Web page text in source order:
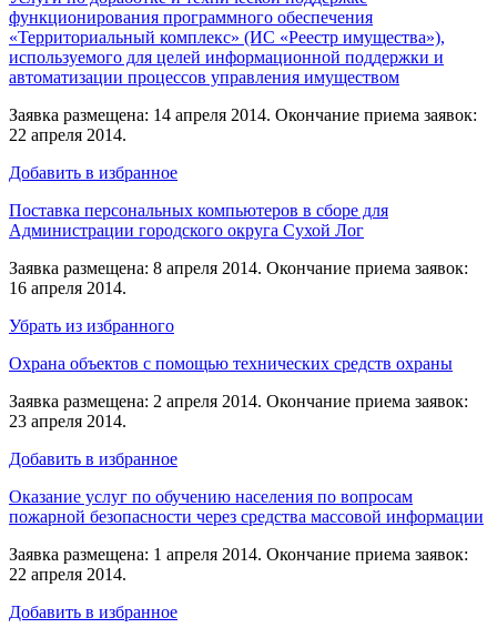
функционирования программного обеспечения
«Территориальный комплекс» (ИС «Реестр имущества»),
используемого для целей информационной поддержки и
автоматизации процессов управления имуществом
Заявка размещена: 14 апреля 2014. Окончание приема заявок:
22 апреля 2014.
Добавить в избранное
Поставка персональных компьютеров в сборе для
Администрации городского округа Сухой Лог
Заявка размещена: 8 апреля 2014. Окончание приема заявок:
16 апреля 2014.
Убрать из избранного
Охрана объектов с помощью технических средств охраны
Заявка размещена: 2 апреля 2014. Окончание приема заявок:
23 апреля 2014.
Добавить в избранное
Оказание услуг по обучению населения по вопросам
пожарной безопасности через средства массовой информации
Заявка размещена: 1 апреля 2014. Окончание приема заявок:
22 апреля 2014.
Добавить в избранное